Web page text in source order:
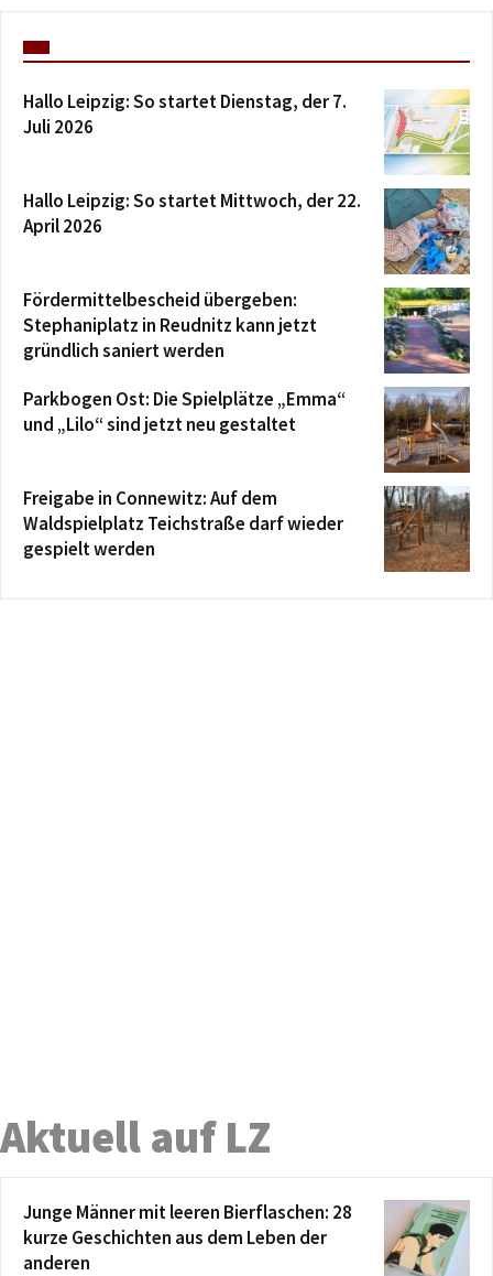
Hallo Leipzig: So startet Dienstag, der 7.
Juli 2026
Hallo Leipzig: So startet Mittwoch, der 22.
April 2026
Fördermittelbescheid übergeben:
Stephaniplatz in Reudnitz kann jetzt
gründlich saniert werden
Parkbogen Ost: Die Spielplätze „Emma“
und „Lilo“ sind jetzt neu gestaltet
Freigabe in Connewitz: Auf dem
Waldspielplatz Teichstraße darf wieder
gespielt werden
Aktuell auf LZ
Junge Männer mit leeren Bierflaschen: 28
kurze Geschichten aus dem Leben der
anderen